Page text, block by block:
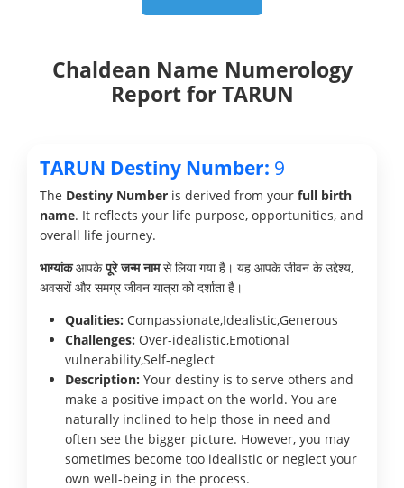
Chaldean Name Numerology
Report for TARUN
TARUN Destiny Number: 9
The Destiny Number is derived from your full birth
name. It reflects your life purpose, opportunities, and
overall life journey.
भाग्यांकआपकेपूरे जन्म नामसे लिया गया है। यह आपके जीवन के उद्देश्य,
अवसरों और समग्र जीवन यात्रा को दर्शाता है।
Qualities: Compassionate,Idealistic,Generous
Challenges: Over-idealistic,Emotional
vulnerability,Self-neglect
Description: Your destiny is to serve others and
make a positive impact on the world. You are
naturally inclined to help those in need and
often see the bigger picture. However, you may
sometimes become too idealistic or neglect your
own well-being in the process.